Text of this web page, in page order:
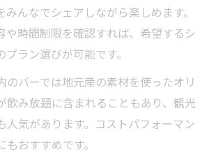
んなでシェアしながら楽しめます。
や時間制限を確認すれば、希望するシ
ラン選びが可能です。
のバーでは地元産の素材を使ったオリ
飲み放題に含まれることもあり、観光
人気があります。コストパフォーマン
おすすめです。